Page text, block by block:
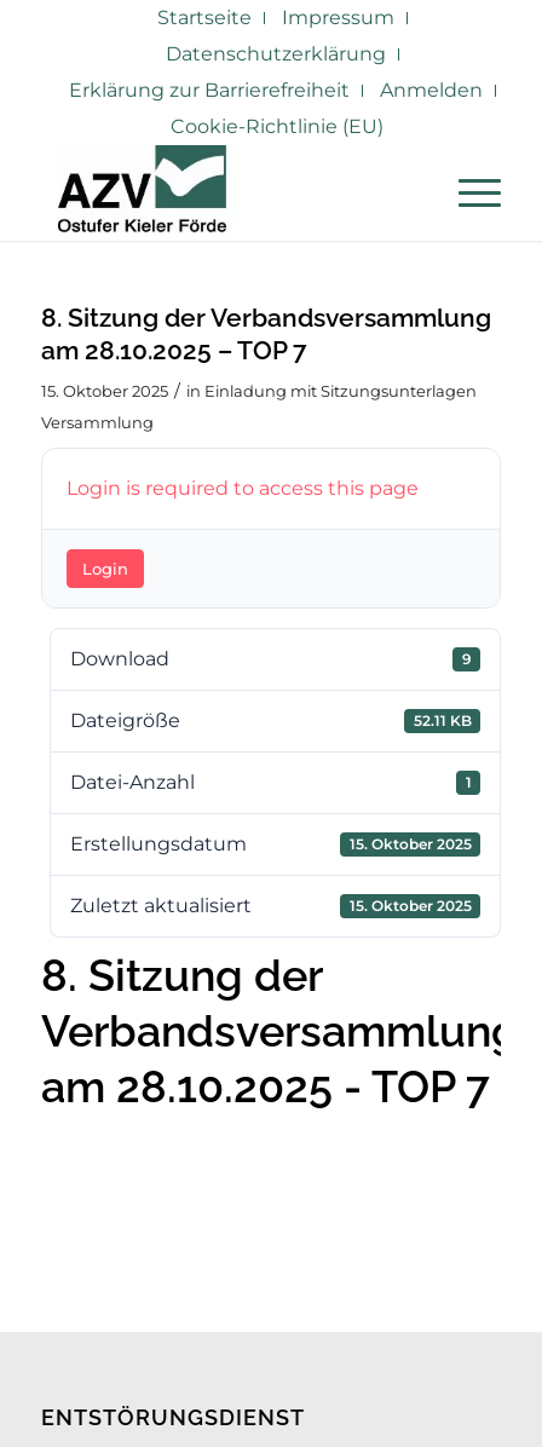
Startseite
Impressum
Datenschutzerklärung
Erklärung zur Barrierefreiheit
Anmelden
Cookie-Richtlinie (EU)
8. Sitzung der Verbandsversammlung
am 28.10.2025 – TOP 7
15. Oktober 2025 / in Einladung mit Sitzungsunterlagen
Versammlung
Login is required to access this page
Login
Download 9
Dateigröße 52.11 KB
Datei-Anzahl 1
Erstellungsdatum 15. Oktober 2025
Zuletzt aktualisiert 15. Oktober 2025
8. Sitzung der
Verbandsversammlung
am 28.10.2025 - TOP 7
ENTSTÖRUNGSDIENST